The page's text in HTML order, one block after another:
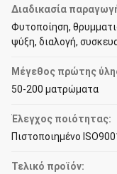
Διαδικασία
Φυτοποίηση,
ψύξη, διαλογή,
Μέγεθος πρώτης
50-200 ματρώματα
Έλεγχος ποιότητας:
Πιστοποιημένο
Τελικό προϊόν: